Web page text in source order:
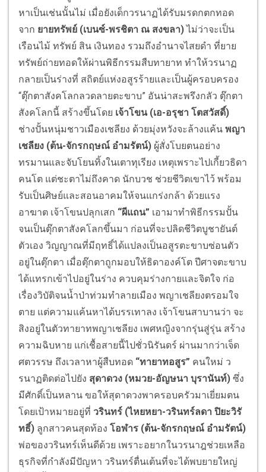
หาเป็นเช่นนั้นไม่ เมื่อยังเด็กวรนาฏได้รับมรดกตกทอด
จาก ยายทรัพย์ (เบนซ์-พรชิตา ณ สงขลา)ไม่ว่าจะเป็น
เรือนไม้ ทรัพย์ สิน เงินทอง รวมถึงอำนาจไสยดำ ที่ยาย
ทรัพย์ถ่ายทอดให้ผ่านพิธีกรรมสืบทายาท ทำให้วรนาฏ
กลายเป็นร่างที่ สถิตย์แห่งอสูรร้ายและเป็นผู้ครอบครอง
“ตุ๊กตาสังคโลกลวดลายตะขาบ” อันน่าสะพรึงกลัว ตุ๊กตา
สังคโลกนี้ สร้างขึ้นโดย เจ้าโขน (เอ-อรุชา โตสวัสดิ์)
ช่างปั้นหนุ่มชาวเมืองเชลียง ด้วยมุ่งหวังจะล้างแค้น พญา
เชลียง (ต้น-จักรกฤษณ์ อำมรัตน์) ผู้สั่งโบยตนอย่าง
ทรมานและจับโยนทิ้งในเตาทุเรียง เหตุเพราะไปเกี้ยวธิดา
คนโต แต่ชะตาไม่ถึงคาด นักบวช ช่วยชีวิตเขาไว้ พร้อม
รับเป็นศิษย์และสอนอาคมให้จนแกร่งกล้า ด้วยแรง
อาฆาต เจ้าโขนปลุกเสก “ผีแถน” เอามาทำพิธีกรรมปั้น
จนเป็นตุ๊กตาสังคโลกขึ้นมา ก่อนที่จะปลิดชีวิตบูชายันต์
ตัวเอง วิญญาณที่มีฤทธิ์ได้แปลงเป็นอสูรตะขาบซ่อนตัว
อยู่ในตุ๊กตา เมื่อตุ๊กตาถูกมอบให้ธิดาองค์โต ปีศาจตะขาบ
ได้แทรกเข้าไปอยู่ในร่าง ควบคุมร่างกายและจิตใจ ก่อ
เรื่องวิบัติจนน้ำป่าท่วมทำลายเมือง พญาเชลียงตรอมใจ
ตาย แต่ความแค้นหาได้บรรเทาลง เจ้าโขนสาบานว่า จะ
สิงอยู่ในตัวทายาทพญาเชลียง เพศหญิงจากรุ่นสู่รุ่น สร้าง
ความฉิบหาย แก่เชื้อสายนี้ไปชั่วนิรันดร์ ผ่านมากว่าเจ็ด
ศตวรรษ ถึงเวลาหาผู้สืบทอด “ทายาทอสูร” คนใหม่ ว
รนาฏติดต่อไปยัง สุดาดวง (หมวย-อัญษนา บุรานันท์) ซึ่ง
มีศักดิ์เป็นหลาน ขอให้สุดาดวงพาครอบครัวมาเยี่ยมตน
โดยเป้าหมายอยู่ที่ วรินทร์ (ไหยหยา-วรินทร์ลดา ปิยะวิรั
ทธิ์) ลูกสาวคนสุดท้อง โอฬาร (ต้น-จักรกฤษณ์ อำมรัตน์)
พ่อของวรินทร์เห็นดีด้วย เพราะอยากในวรนาฎช่วยเหลือ
ธุรกิจที่กำลังมีปัญหา วรินทร์ตื่นเต้นที่จะได้พบยายใหญ่